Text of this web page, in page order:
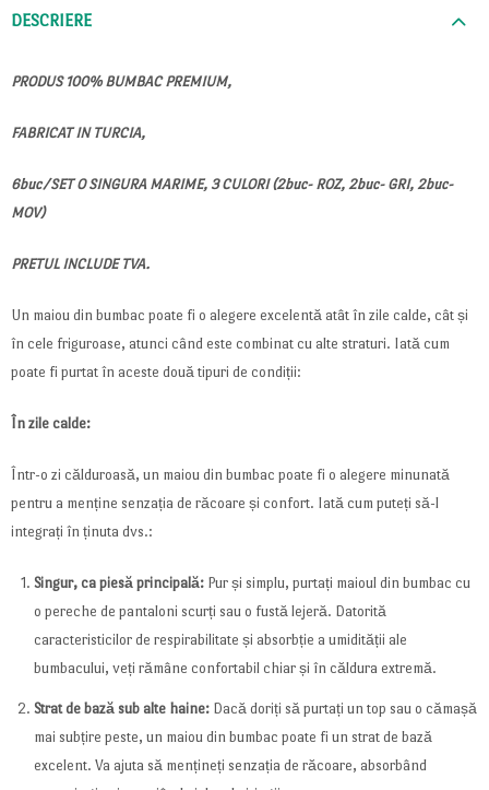
DESCRIERE
PRODUS 100% BUMBAC PREMIUM,
FABRICAT IN TURCIA,
6buc/SET O SINGURA MARIME, 3 CULORI (2buc- ROZ, 2buc- GRI, 2buc-
MOV)
PRETUL INCLUDE TVA.
Un maiou din bumbac poate fi o alegere excelentă atât în zile calde, cât și
în cele friguroase, atunci când este combinat cu alte straturi. Iată cum
poate fi purtat în aceste două tipuri de condiții:
În zile calde:
Într-o zi călduroasă, un maiou din bumbac poate fi o alegere minunată
pentru a menține senzația de răcoare și confort. Iată cum puteți să-l
integrați în ținuta dvs.:
Singur, ca piesă principală: Pur și simplu, purtați maioul din bumbac cu
o pereche de pantaloni scurți sau o fustă lejeră. Datorită
caracteristicilor de respirabilitate și absorbție a umidității ale
bumbacului, veți rămâne confortabil chiar și în căldura extremă.
Strat de bază sub alte haine: Dacă doriți să purtați un top sau o cămașă
mai subțire peste, un maiou din bumbac poate fi un strat de bază
excelent. Va ajuta să mențineți senzația de răcoare, absorbând